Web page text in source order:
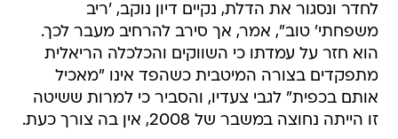
לחדר ונסגור את הדלת, נקיים דיון נוקב, 'ריב
משפחתי' טוב", אמר, אך סירב להרחיב מעבר לכך.
הוא חזר על עמדתו כי השווקים והכלכלה הריאלית
מתפקדים בצורה המיטבית כשהפד אינו "מאכיל
אותם בכפית" לגבי צעדיו, והסביר כי למרות ששיטה
זו הייתה נחוצה במשבר של 2008, אין בה צורך כעת.